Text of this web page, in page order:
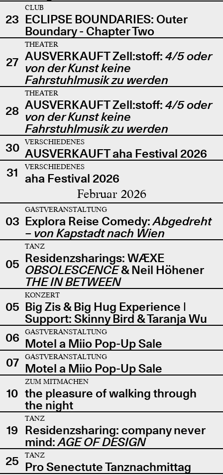
23
CLUB
ECLIPSE BOUNDARIES: Outer
Boundary - Chapter Two
27
THEATER
AUSVERKAUFT Zell:stoff: 4/5 oder
von der Kunst keine
Fahrstuhlmusik zu werden
28
THEATER
AUSVERKAUFT Zell:stoff: 4/5 oder
von der Kunst keine
Fahrstuhlmusik zu werden
30
VERSCHIEDENES
AUSVERKAUFT aha Festival 2026
31
VERSCHIEDENES
aha Festival 2026
Februar 2026
03
GASTVERANSTALTUNG
Explora Reise Comedy:Abgedreht
– von Kapstadt nach Wien
05
TANZ
Residenzsharings: WÆXE
OBSOLESCENCE& Neil Höhener
THE IN BETWEEN
05
KONZERT
Big Zis & Big Hug Experience |
Support: Skinny Bird & Taranja Wu
06
GASTVERANSTALTUNG
Motel a Miio Pop-Up Sale
07
GASTVERANSTALTUNG
Motel a Miio Pop-Up Sale
10
ZUM MITMACHEN
the pleasure of walking through
the night
19
TANZ
Residenzsharing: company never
mind:AGE OF DESIGN
25
TANZ
Pro Senectute Tanznachmittag